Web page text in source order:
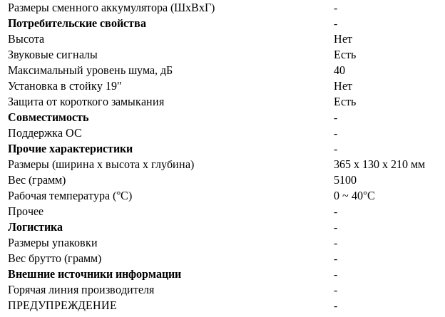
Размеры сменного аккумулятора (ШхВхГ)
-
Потребительские свойства
-
Высота
Нет
Звуковые сигналы
Есть
Максимальный уровень шума, дБ
40
Установка в стойку 19"
Нет
Защита от короткого замыкания
Есть
Совместимость
-
Поддержка ОС
-
Прочие характеристики
-
Размеры (ширина x высота x глубина)
365 х 130 х 210 мм
Вес (грамм)
5100
Рабочая температура (°C)
0 ~ 40°C
Прочее
-
Логистика
-
Размеры упаковки
-
Вес брутто (грамм)
-
Внешние источники информации
-
Горячая линия производителя
-
ПРЕДУПРЕЖДЕНИЕ
-